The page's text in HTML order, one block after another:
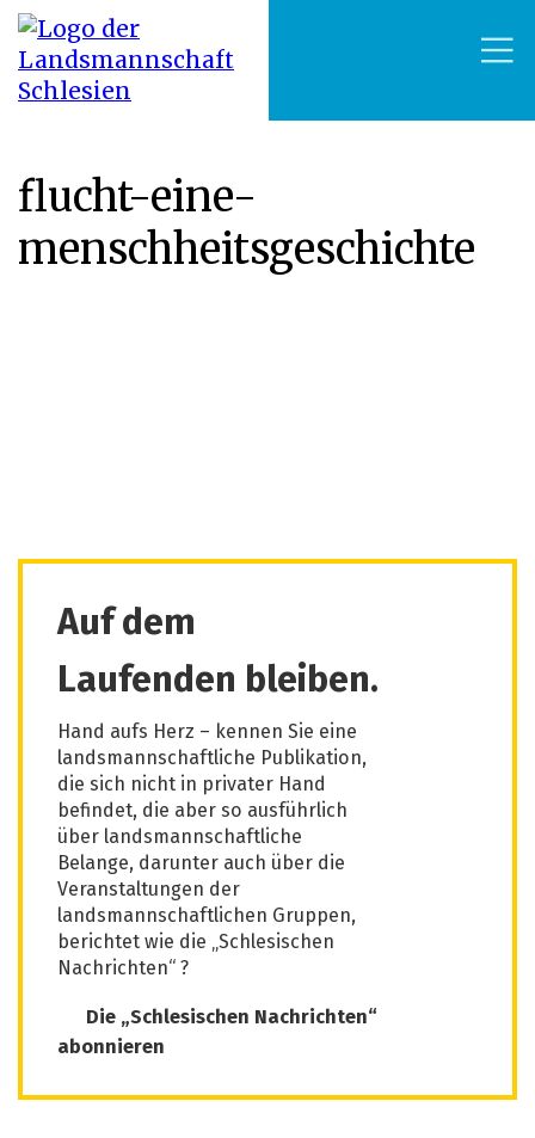
flucht-eine-
menschheitsgeschichte
Auf dem
Laufenden bleiben.
Hand aufs Herz – kennen Sie eine
landsmannschaftliche Publikation,
die sich nicht in privater Hand
befindet, die aber so ausführlich
über landsmannschaftliche
Belange, darunter auch über die
Veranstaltungen der
landsmannschaftlichen Gruppen,
berichtet wie die „Schlesischen
Nachrichten“ ?
Die „Schlesischen Nachrichten“
abonnieren